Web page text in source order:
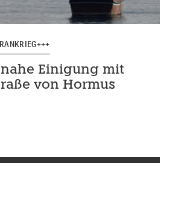
Einigung mit
von Hormus